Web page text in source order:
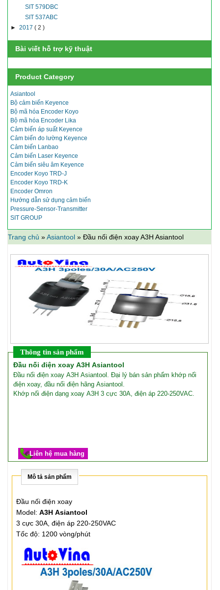
SIT 579DBC
SIT 537ABC
► 2017 ( 2 )
Bài viết hỗ trợ kỹ thuật
Product Category
Asiantool
Bộ cảm biến Keyence
Bộ mã hóa Encoder Koyo
Bộ mã hóa Encoder Lika
Cảm biến áp suất Keyence
Cảm biến đo lường Keyence
Cảm biến Lanbao
Cảm biến Laser Keyence
Cảm biến siêu âm Keyence
Encoder Koyo TRD-J
Encoder Koyo TRD-K
Encoder Omron
Hướng dẫn sử dụng cảm biến
Pressure-Sensor-Transmitter
SIT GROUP
Trang chủ »Asiantool » Đầu nối điện xoay A3H Asiantool
Thông tin sản phẩm
Đầu nối điện xoay A3H Asiantool
Đầu nối điện xoay A3H Asiantool. Đại lý bán sản phẩm khớp nối
điện xoay, đầu nối điện hãng Asiantool.
Khớp nối điện dạng xoay A3H 3 cực 30A, điện áp 220-250VAC.
Liên hệ mua hàng
Mô tả sản phẩm
Đầu nối điện xoay
Model: A3H Asiantool
3 cực 30A, điện áp 220-250VAC
Tốc độ: 1200 vòng/phút